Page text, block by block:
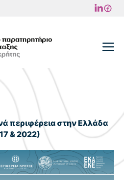
περιφέρεια στην Ελλάδα
& 2022)